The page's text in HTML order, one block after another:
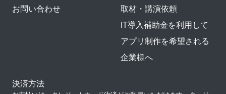
お問い合わせ
取材・講演依頼
IT導入補助金を利用して
アプリ制作を希望される
企業様へ
決済方法